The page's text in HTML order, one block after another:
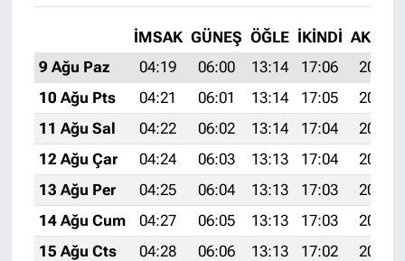
İMSAK GÜNEŞ ÖĞLE İKINDI AKŞAM
9 Ağu Paz
04:19 06:00 13:14 17:06
20:18
10 Ağu Pts
04:21 06:01 13:14 17:05
20:17
11 Ağu Sal
04:22 06:02 13:14 17:04
20:16
12 Ağu Çar
04:24 06:03 13:13 17:04
20:14
13 Ağu Per
04:25 06:04 13:13 17:03
20:13
14 Ağu Cum
04:27 06:05 13:13 17:03
20:12
15 Ağu Cts
04:28 06:06 13:13 17:02
20:10